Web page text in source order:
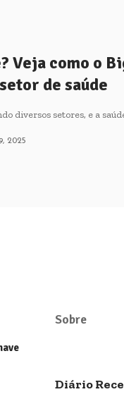
Veja como o
de saúde
diversos setores, e a
2025
Sobre
Diário